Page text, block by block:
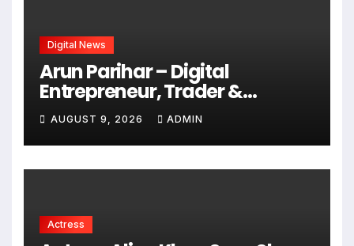
Digital News
Arun Parihar – Digital
Entrepreneur, Trader &
Founder of Hashtag Digital
Media
AUGUST 9, 2026 ADMIN
Actress